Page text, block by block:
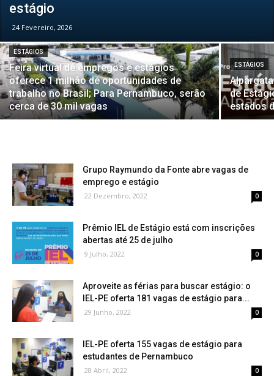
estágio
24 Fevereiro, 2026
ESTÁGIOS
Feira virtual de empregos e estágios
oferece 1 milhão de oportunidades de
trabalho no Brasil; Para Pernambuco, serão
cerca de 30 mil vagas
ESTÁGIOS
de
estados
Grupo Raymundo da Fonte abre vagas de
emprego e estágio
22 Dezembro, 2022 0
Prêmio IEL de Estágio está com inscrições
abertas até 25 de julho
9 Julho, 2022 0
Aproveite as férias para buscar estágio: o
IEL-PE oferta 181 vagas de estágio para...
29 Junho, 2022 0
IEL-PE oferta 155 vagas de estágio para
estudantes de Pernambuco
28 Abril, 2022 0